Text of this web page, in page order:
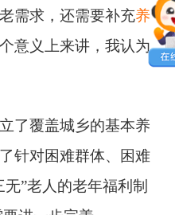
需求，还需要补充养
意义上来讲，我认为
了覆盖城乡的基本养
针对困难群体、困难
”老人的老年福利制